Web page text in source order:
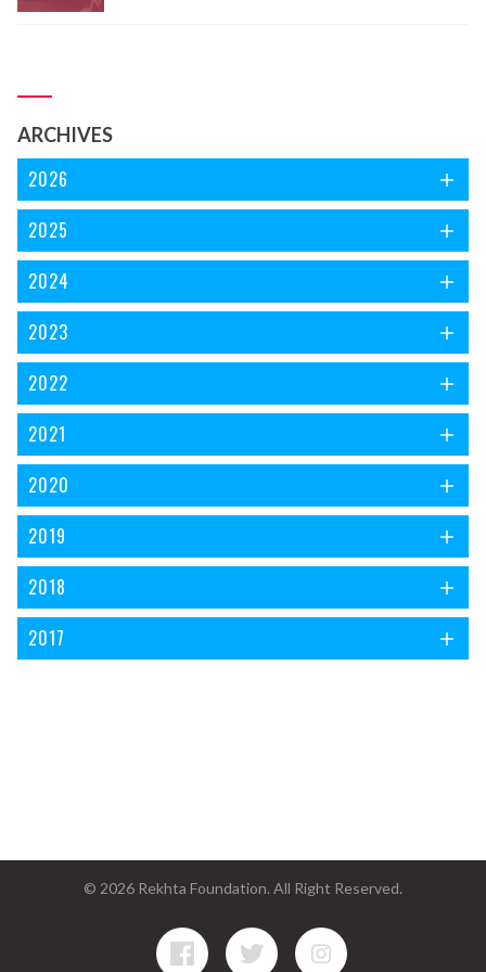
ARCHIVES
2026
2025
2024
2023
2022
2021
2020
2019
2018
2017
© 2026 Rekhta Foundation. All Right Reserved.